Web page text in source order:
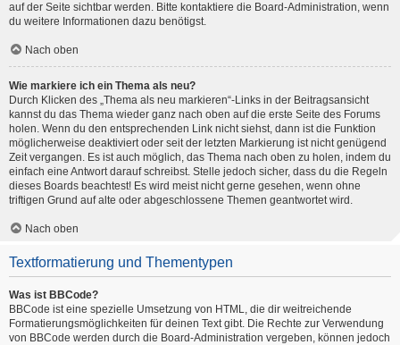
auf der Seite sichtbar werden. Bitte kontaktiere die Board-Administration, wenn
du weitere Informationen dazu benötigst.
Nach oben
Wie markiere ich ein Thema als neu?
Durch Klicken des „Thema als neu markieren“-Links in der Beitragsansicht
kannst du das Thema wieder ganz nach oben auf die erste Seite des Forums
holen. Wenn du den entsprechenden Link nicht siehst, dann ist die Funktion
möglicherweise deaktiviert oder seit der letzten Markierung ist nicht genügend
Zeit vergangen. Es ist auch möglich, das Thema nach oben zu holen, indem du
einfach eine Antwort darauf schreibst. Stelle jedoch sicher, dass du die Regeln
dieses Boards beachtest! Es wird meist nicht gerne gesehen, wenn ohne
triftigen Grund auf alte oder abgeschlossene Themen geantwortet wird.
Nach oben
Textformatierung und Thementypen
Was ist BBCode?
BBCode ist eine spezielle Umsetzung von HTML, die dir weitreichende
Formatierungsmöglichkeiten für deinen Text gibt. Die Rechte zur Verwendung
von BBCode werden durch die Board-Administration vergeben, können jedoch